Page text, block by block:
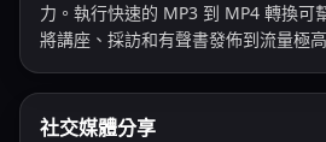
力。執行快速的 MP3 到 MP4 轉換可
將講座、採訪和有聲書發佈到流量極
社交媒體分享